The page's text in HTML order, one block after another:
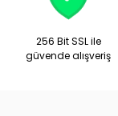
256 Bit SSL ile
güvende alışveriş